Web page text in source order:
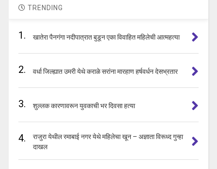
TRENDING
1. खातेरा पैनगंगा नदीपात्रात बुडून एका विवाहित महिलेची आत्महत्या
2. वर्धा जिल्ह्यात उमरी येथे कराळे सरांना मारहाण हर्षवर्धन देसभ्रतार
3. शुल्लक कारणावरून युवकाची भर दिवसा हत्या
4.
राजुरा येथील रमाबाई नगर येथे महिलेचा खून – अज्ञाता विरूध्द गुन्हा
दाखल